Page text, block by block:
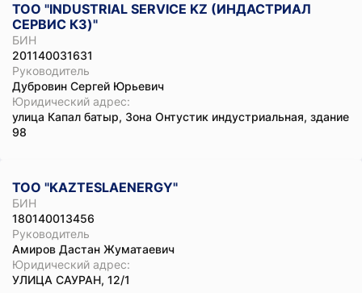
ТОО "INDUSTRIAL SERVICE KZ (ИНДАСТРИАЛ
СЕРВИС КЗ)"
БИН
201140031631
Руководитель
Дубровин Сергей Юрьевич
Юридический адрес:
улица Капал батыр, Зона Онтустик индустриальная, здание
98
ТОО "KAZTESLAENERGY"
БИН
180140013456
Руководитель
Амиров Дастан Жуматаевич
Юридический адрес:
УЛИЦА САУРАН, 12/1